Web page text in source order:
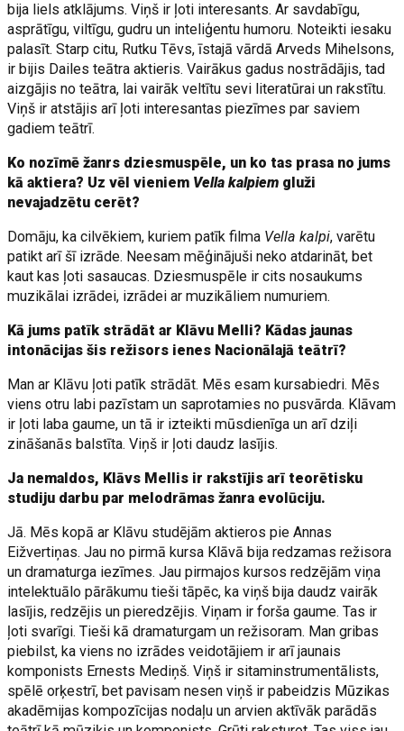
bija liels atklājums. Viņš ir ļoti interesants. Ar savdabīgu,
asprātīgu, viltīgu, gudru un inteliģentu humoru. Noteikti iesaku
palasīt. Starp citu, Rutku Tēvs, īstajā vārdā Arveds Mihelsons,
ir bijis Dailes teātra aktieris. Vairākus gadus nostrādājis, tad
aizgājis no teātra, lai vairāk veltītu sevi literatūrai un rakstītu.
Viņš ir atstājis arī ļoti interesantas piezīmes par saviem
gadiem teātrī.
Ko nozīmē žanrs dziesmuspēle, un ko tas prasa no jums
kā aktiera? Uz vēl vieniem Vella kalpiem gluži
nevajadzētu cerēt?
Domāju, ka cilvēkiem, kuriem patīk filma Vella kalpi, varētu
patikt arī šī izrāde. Neesam mēģinājuši neko atdarināt, bet
kaut kas ļoti sasaucas. Dziesmuspēle ir cits nosaukums
muzikālai izrādei, izrādei ar muzikāliem numuriem.
Kā jums patīk strādāt ar Klāvu Melli? Kādas jaunas
intonācijas šis režisors ienes Nacionālajā teātrī?
Man ar Klāvu ļoti patīk strādāt. Mēs esam kursabiedri. Mēs
viens otru labi pazīstam un saprotamies no pusvārda. Klāvam
ir ļoti laba gaume, un tā ir izteikti mūsdienīga un arī dziļi
zināšanās balstīta. Viņš ir ļoti daudz lasījis.
Ja nemaldos, Klāvs Mellis ir rakstījis arī teorētisku
studiju darbu par melodrāmas žanra evolūciju.
Jā. Mēs kopā ar Klāvu studējām aktieros pie Annas
Eižvertiņas. Jau no pirmā kursa Klāvā bija redzamas režisora
un dramaturga iezīmes. Jau pirmajos kursos redzējām viņa
intelektuālo pārākumu tieši tāpēc, ka viņš bija daudz vairāk
lasījis, redzējis un pieredzējis. Viņam ir forša gaume. Tas ir
ļoti svarīgi. Tieši kā dramaturgam un režisoram. Man gribas
piebilst, ka viens no izrādes veidotājiem ir arī jaunais
komponists Ernests Mediņš. Viņš ir sitaminstrumentālists,
spēlē orķestrī, bet pavisam nesen viņš ir pabeidzis Mūzikas
akadēmijas kompozīcijas nodaļu un arvien aktīvāk parādās